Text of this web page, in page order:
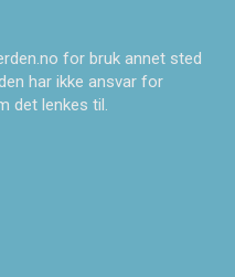
for bruk annet sted
har ikke ansvar for
det lenkes til.